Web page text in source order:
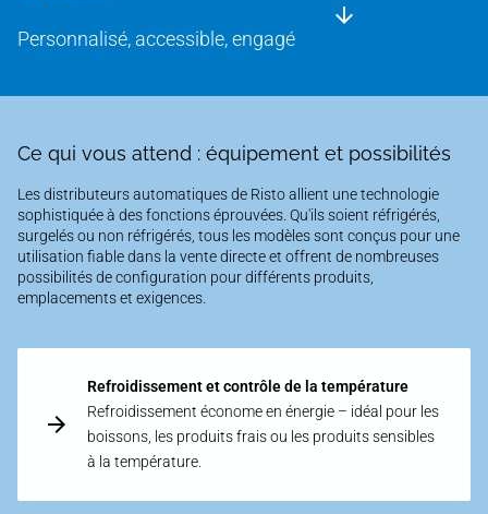
Personnalisé, accessible, engagé
Ce qui vous attend : équipement et possibilités
Les distributeurs automatiques de Risto allient une technologie
sophistiquée à des fonctions éprouvées. Qu'ils soient réfrigérés,
surgelés ou non réfrigérés, tous les modèles sont conçus pour une
utilisation fiable dans la vente directe et offrent de nombreuses
possibilités de configuration pour différents produits,
emplacements et exigences.
Refroidissement et contrôle de la température
Refroidissement économe en énergie – idéal pour les
boissons, les produits frais ou les produits sensibles
à la température.